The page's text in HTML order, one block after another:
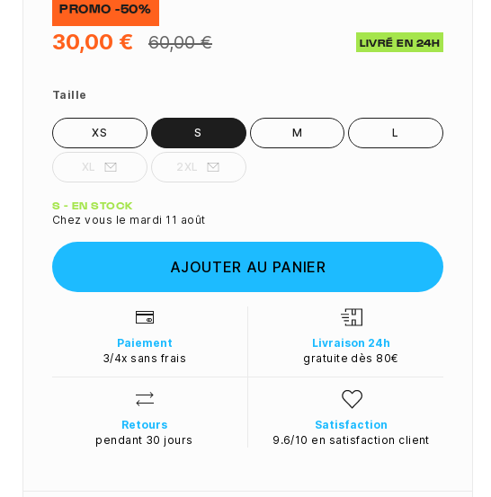
PROMO -50%
30,00 € 60,00 € LIVRÉ EN 24H
Taille
XS S M L
XL 2XL
Quantité
S - EN STOCK
Chez vous le mardi 11 août
AJOUTER AU PANIER
Paiement
3/4x sans frais
Livraison 24h
gratuite dès 80€
Retours
pendant 30 jours
Satisfaction
9.6/10 en satisfaction client